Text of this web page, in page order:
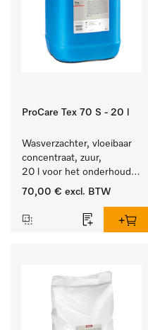
ProCare Tex 70 S - 20 l
Wasverzachter, vloeibaar
concentraat, zuur,
20 l voor het onderhoud
van vezels zodat het
70,00 € excl. BTW